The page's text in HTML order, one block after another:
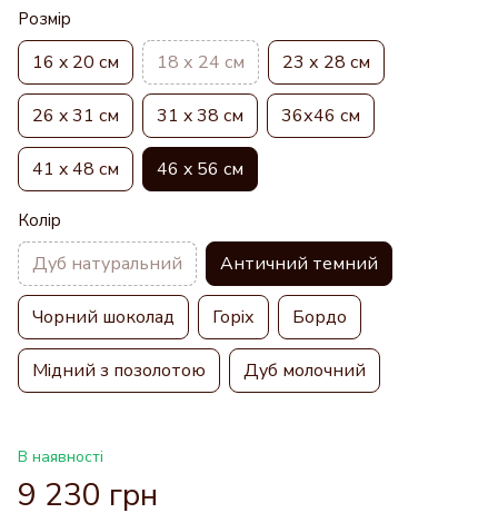
Розмір
16 x 20 см 18 х 24 см 23 х 28 см
26 x 31 см 31 x 38 см 36х46 см
41 x 48 см 46 x 56 см
Колір
Дуб натуральний Античний темний
Чорний шоколад Горіх Бордо
Мідний з позолотою Дуб молочний
В наявності
9 230 грн